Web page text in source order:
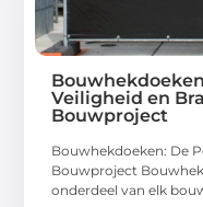
Veiligheid en
Bouwproject
Bouwhekdoeken: De
Bouwproject
onderdeel van elk